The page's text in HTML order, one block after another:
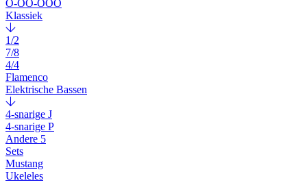
O-OO-OOO
Klassiek
1/2
7/8
4/4
Flamenco
Elektrische Bassen
4-snarige J
4-snarige P
Andere 5
Sets
Mustang
Ukeleles